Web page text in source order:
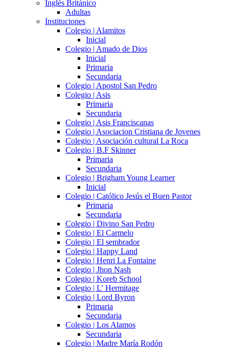
Inglés Británico
Adultas
Instituciones
Colegio | Alamitos
Inicial
Colegio | Amado de Dios
Inicial
Primaria
Secundaria
Colegio | Apostol San Pedro
Colegio | Asis
Primaria
Secundaria
Colegio | Asis Franciscanas
Colegio | Asociacion Cristiana de Jovenes
Colegio | Asociación cultural La Roca
Colegio | B.F Skinner
Primaria
Secundaria
Colegio | Brigham Young Learner
Inicial
Colegio | Católico Jesús el Buen Pastor
Primaria
Secundaria
Colegio | Divino San Pedro
Colegio | El Carmelo
Colegio | El sembrador
Colegio | Happy Land
Colegio | Henri La Fontaine
Colegio | Jhon Nash
Colegio | Koreb School
Colegio | L' Hermitage
Colegio | Lord Byron
Primaria
Secundaria
Colegio | Los Alamos
Secundaria
Colegio | Madre María Rodón